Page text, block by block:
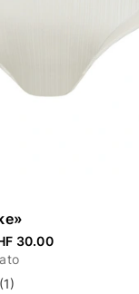
from
30.00
(1)